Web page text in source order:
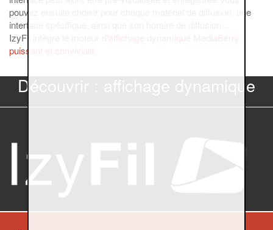
pouvez ensuite choisir pour chaque matériel de diffusion, une
interface spécifique, ainsi que son horaire de diffusion...
IzyFil intègre le
moteur d'affichage dynamique MediaBerry
puissant et conviviale
Découvrir : affichage dynamique